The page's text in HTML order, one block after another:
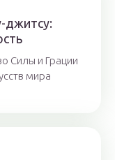
джитсу:
Силы и Грации
мира